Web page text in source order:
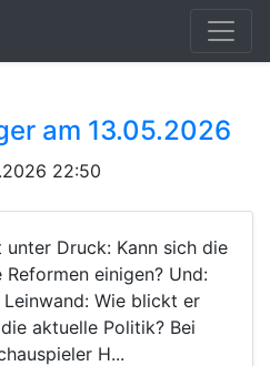
am 13.05.2026
22:50
Druck: Kann sich die
einigen? Und:
Wie blickt er
aktuelle Politik? Bei
H...